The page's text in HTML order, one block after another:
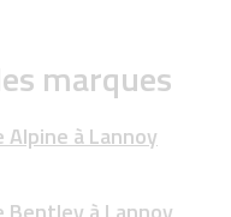
marques
à Lannoy